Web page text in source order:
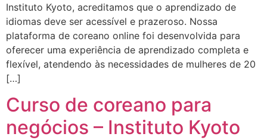
Instituto Kyoto, acreditamos que o aprendizado de
idiomas deve ser acessível e prazeroso. Nossa
plataforma de coreano online foi desenvolvida para
oferecer uma experiência de aprendizado completa e
flexível, atendendo às necessidades de mulheres de 20
[…]
Curso de coreano para
negócios – Instituto Kyoto